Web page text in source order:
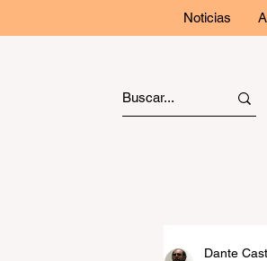
Noticias
Dante